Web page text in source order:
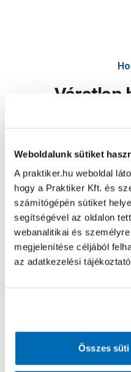
Weboldalunk sütiket
A praktiker.hu weboldal
hogy a Praktiker Kft. és
számítógépén sütiket
segítségével az oldalon
webanalitikai és
megjelenítése céljából
az adatkezelési
Összes süti
Váratlan
Oldal